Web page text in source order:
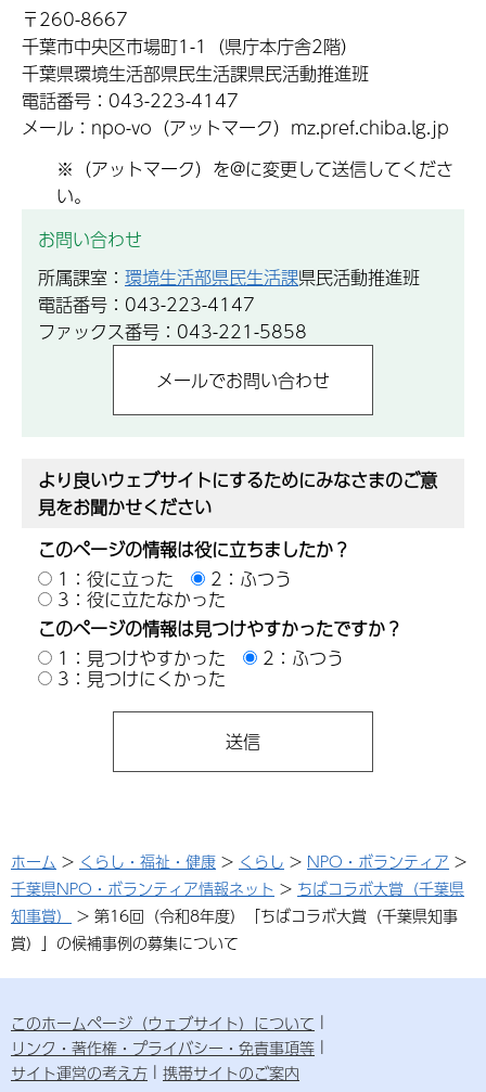
〒260-8667
千葉市中央区市場町1-1（県庁本庁舎2階）
千葉県環境生活部県民生活課県民活動推進班
電話番号：043-223-4147
メール：npo-vo（アットマーク）mz.pref.chiba.lg.jp
※（アットマーク）を@に変更して送信してくださ
い。
お問い合わせ
所属課室： 環境生活部県民生活課県民活動推進班
電話番号：043-223-4147
ファックス番号：043-221-5858
より良いウェブサイトにするためにみなさまのご意
見をお聞かせください
このページの情報は役に立ちましたか？
1：役に立った
2：ふつう
3：役に立たなかった
このページの情報は見つけやすかったですか？
1：見つけやすかった
2：ふつう
3：見つけにくかった
ホーム > くらし・福祉・健康 > くらし > NPO・ボランティア >
千葉県NPO・ボランティア情報ネット > ちばコラボ大賞（千葉県
知事賞）
> 第16回（令和8年度）「ちばコラボ大賞（千葉県知事
賞）」の候補事例の募集について
このホームページ（ウェブサイト）について
リンク・著作権・プライバシー・免責事項等
サイト運営の考え方
携帯サイトのご案内